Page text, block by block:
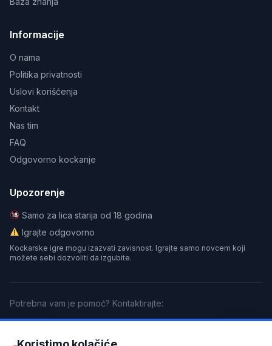
Informacije
O nama
Politika privatnosti
Uslovi korišćenja
Kontakt
Nas tim
FAQ
Odgovorno kockanje
Upozorenje
Samo za lica starija od 18 godina
Igrajte odgovorno
Kockarske igre mogu izazvati zavisnost. Igrajte samo novcem koji
možete sebi dozvoliti da izgubite.
Potrebna vam je pomoć? Kontaktirajte:
GamCareBeGambleAwareGamblers Anonymous